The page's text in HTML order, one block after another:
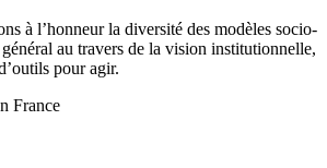
à l’honneur la diversité des modèles socio-
au travers de la vision institutionnelle,
pour agir.
France